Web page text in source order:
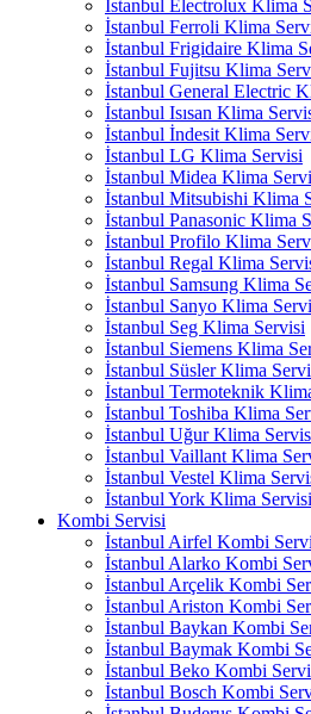
İstanbul Electrolux Klima
İstanbul Ferroli Klima
İstanbul Frigidaire Klima
İstanbul Fujitsu Klima
İstanbul General Electric
İstanbul Isısan Klima
İstanbul İndesit Klima
İstanbul LG Klima Servisi
İstanbul Midea Klima
İstanbul Mitsubishi Klima
İstanbul Panasonic Klima
İstanbul Profilo Klima
İstanbul Regal Klima
İstanbul Samsung Klima
İstanbul Sanyo Klima
İstanbul Seg Klima Servisi
İstanbul Siemens Klima
İstanbul Süsler Klima
İstanbul Termoteknik
İstanbul Toshiba Klima
İstanbul Uğur Klima
İstanbul Vaillant Klima
İstanbul Vestel Klima
İstanbul York Klima Servisi
Kombi Servisi
İstanbul Airfel Kombi
İstanbul Alarko Kombi
İstanbul Arçelik Kombi
İstanbul Ariston Kombi
İstanbul Baykan Kombi
İstanbul Baymak Kombi
İstanbul Beko Kombi
İstanbul Bosch Kombi